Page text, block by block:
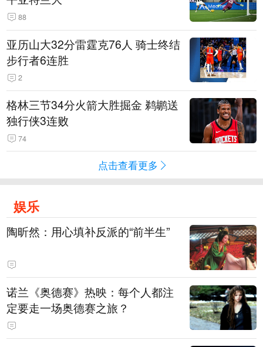
88
亚历山大32分雷霆克76人 骑士终结
步行者6连胜
2
格林三节34分火箭大胜掘金 鹈鹕送
独行侠3连败
74
点击查看更多
娱乐
陶昕然：用心填补反派的“前半生”
诺兰《奥德赛》热映：每个人都注
定要走一场奥德赛之旅？